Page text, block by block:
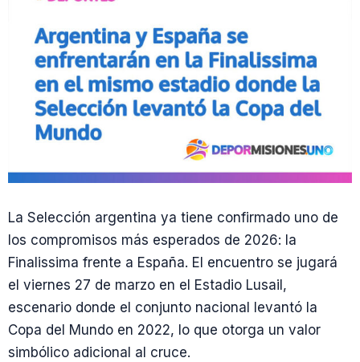
La Selección argentina ya tiene confirmado uno de
los compromisos más esperados de 2026: la
Finalissima frente a España. El encuentro se jugará
el viernes 27 de marzo en el Estadio Lusail,
escenario donde el conjunto nacional levantó la
Copa del Mundo en 2022, lo que otorga un valor
simbólico adicional al cruce.